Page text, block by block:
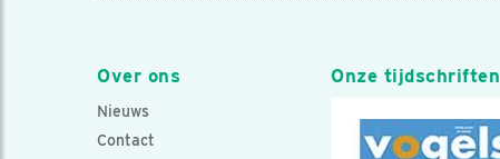
Over ons
Nieuws
Contact
Onze tijdschriften